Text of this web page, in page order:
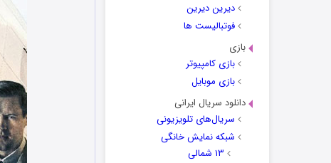
دیرین دیرین
فوتبالیست ها
بازی
بازی کامپیوتر
بازی موبایل
دانلود سریال ایرانی
سریال‌های تلویزیونی
شبکه نمایش خانگی
۱۳ شمالی